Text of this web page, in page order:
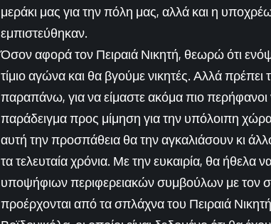
μεράκι μας για την πόλη μας, αλλά και η
εμπιστεύθηκαν.
Όσον αφορά τον Πειραιά Νικητή, θεωρώ ότι
τίμιο αγώνα και θα βγούμε νικητές. Αλλά
παραπάνω, για να είμαστε ακόμα πιο
παράδειγμα προς μίμηση για την υπόλοιπη
αυτή την προσπάθεια θα την αγκαλιάσουν κι
τα τελευταία χρόνια. Με την ευκαιρία, θα
υποψήφιων περιφερειακών συμβούλων με τον
προέρχονται από τα σπλάχνα του Πειραιά